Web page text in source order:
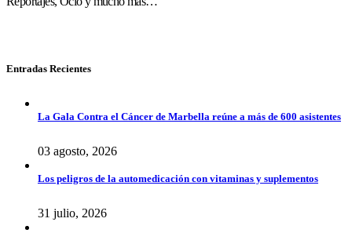
Entradas Recientes
La Gala Contra el Cáncer de Marbella reúne a más de 600 asistentes
03 agosto, 2026
Los peligros de la automedicación con vitaminas y suplementos
31 julio, 2026